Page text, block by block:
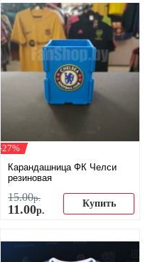
-27%
Карандашница ФК Челси
резиновая
15.00р.
11.00р.
Купить